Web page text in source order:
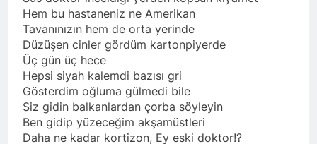
Hem bu hastaneniz ne Amerikan
Tavanınızın hem de orta yerinde
Düzüşen cinler gördüm kartonpiyerde
Üç gün üç hece
Hepsi siyah kalemdi bazısı gri
Gösterdim oğluma gülmedi bile
Siz gidin balkanlardan çorba söyleyin
Ben gidip yüzeceğim akşamüstleri
Daha ne kadar kortizon, Ey eski doktor!?